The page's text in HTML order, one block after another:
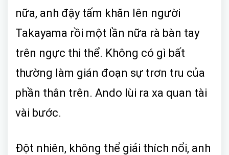
nữa, anh đậy tấm khăn lên người
Takayama rồi một lần nữa rà bàn tay
trên ngực thi thể. Không có gì bất
thường làm gián đoạn sự trơn tru của
phần thân trên. Ando lùi ra xa quan tài
vài bước.
Đột nhiên, không thể giải thích nổi, anh